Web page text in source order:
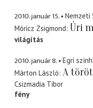
2010. január 15.
Nemzeti
Móricz Zsigmond Úri
világítás
2010. január 8.
Egri
Márton László A
Csizmadia Tibor
fény